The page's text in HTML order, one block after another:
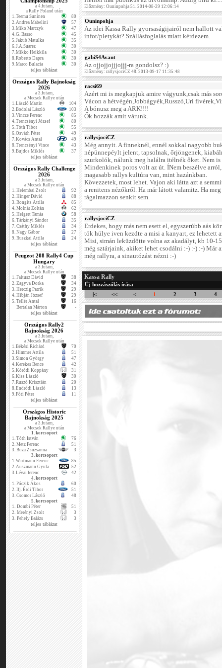
a 4.futam,
a Rally Poland után
1.Teemu Suninen
80
2.Andrea Mabelini
57
3.Miko Marczyk
47
4.G. Basso
45
5.Jakub Matulka
35
6.J.A.Suarez
30
7.Mikko Heikkila
30
8.Roberto Dapra
30
9.Marco Bulacia 30
teljes táblázat
Országos Rally Bajnokság
2026
a 3.futam,
a Mecsek Rallye után
1.László Martin
104
2.Bodolai László
103
3.Vincze Ferenc
85
4.Trencsényi József
80
5.Tóth Tibor
55
6.Osváth Péter
49
7.Kovács Antal
49
8.Trencsényi Vince
43
9.Bujdos Miklós 37
teljes táblázat
Országos Rally Challenge
2026
a 3.futam,
a Mecsek Rallye után
1. Helembai Zsolt
92
2. Hinger Dávid
88
3. Rongits Attila
85
4. Molnár Zoltán
62
5. Helgert Tamás
58
6. Tárkányi Sándor
35
7. Csáthy Miklós
34
8. Nagy Gábor
27
9. Ruszkai Attila 24
teljes táblázat
Peugeot 208 Rally4 Cup
Hungary
a 3.futam,
a Mecsek Rallye után
1. Faltusz Dávid
38
2. Zagyva Dorka
34
3. Herczig Patrik
29
4. Hibján József
29
5. Tellér Antal
16
Bertalan Márton
-
teljes táblázat
Országos Rally2
Bajnokság 2026
a 3.futam,
a Mecsek Rallye után
1.Békési Richárd
70
2.Himmer Attila
51
3.Simon György
47
4.Kerekes Bence
42
5.Kóródi Koppány
31
6.Kiss László
30
7.Ruszó Krisztián
20
8.Endrődi László
13
9.Fóti Péter 11
teljes táblázat
Országos Historic
Bajnokság 2025
a 3.futam,
a Mecsek Rallye után
1. korcsoport
1. Tóth István
76
2. Metz Ferenc
51
3. Buza Zsuzsanna
3
3. korcsoport
1.Wirtmann Ferenc
85
2.Auszmann Gyula
52
3.Lévai ferenc
42
4. korcsoport
1. Póczik Ákos
60
2. Ifj. Érdi Tibor
51
3. Csomor László
48
5. korcsoport
1. Dombi Péter
51
2. Merényi Zsolt
3
3. Pehely Balázs 3
teljes táblázat
Előzmény: Ouninpohja 51. 2014-08-29 12:06:14
Ouninpohja
Az idei Kassa Rally gyorsaságijairól nem hallott
infot/pletykát? Szállásfoglalás miatt kérdezem.
gabiS4Avant
Az ojjojjojjjojjj-ra gondolsz? :)
Előzmény: rallysjociCZ 48. 2013-09-17 11:35:48
racsi69
Azért mi is megkapjuk amire vágyunk,csak más
Vácon a hétvégén,Jobbágyék,Russzó,Uri
A bónusz meg a ARK!!!!
Ők hozzák amit várunk.
rallysjociCZ
Még annyit. A finneknél, ennél sokkal nagyobb
népünnepéylt jelent, tapsolnak, őrjöngenek,
szurkolók, nálunk meg halálra itélnék őket. Nem is
Mindenkinek poros volt az út. ÍNem beszélve
magasabb rallys kultúra van, mint hazánkban.
Kövezzetek, most lehet. Vajon aki látta azt a
a renitens nézőkről. Ha már látott valamitz. Ha
rágalmazzon senkit sem.
rallysjociCZ
Érdekes, hogy más nem esett el, egyszerúbb aás
tök hülye iven kezdte a misi a kanyart, ez lehetett
Misi, simán leküzdötte volna az akadályt, kb 10-
még sztárjaink, akiket lehet csodálni :-) :-) :-) Már
még rallyra, a sinautózást nézni :-)
Kassa Rally
Új hozzászólás írása
|<
<< < 1 2 3 4